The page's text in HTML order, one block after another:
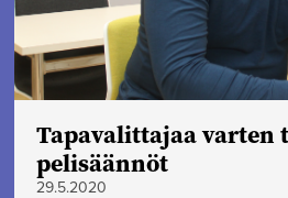
Tapavalittajaa varten
pelisäännöt
29.5.2020